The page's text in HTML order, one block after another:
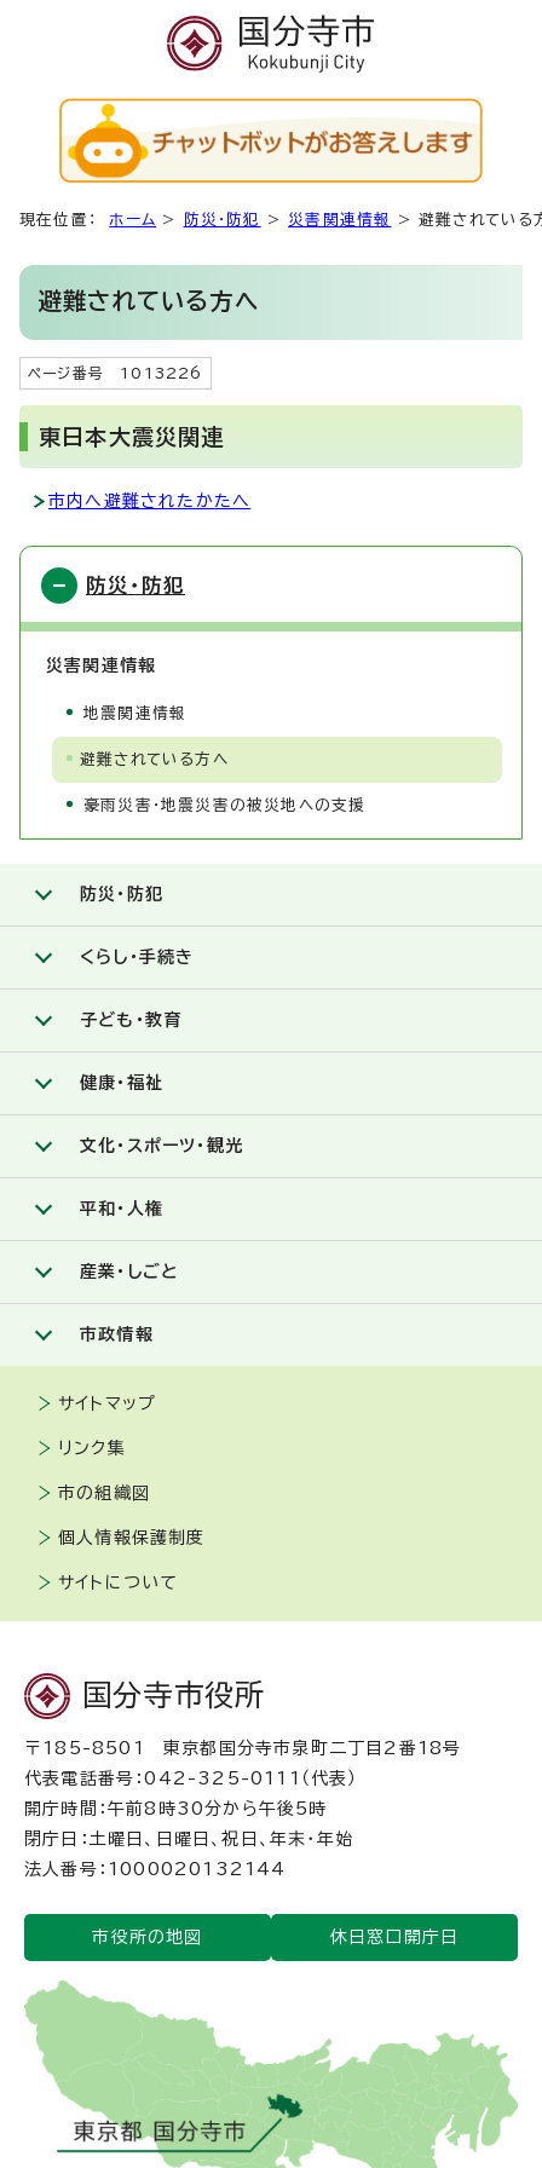
現在位置： ホーム > 防災・防犯 > 災害関連情報 >避難されている
避難されている方へ
ページ番号 1013226
東日本大震災関連
市内へ避難されたかたへ
防災・防犯
災害関連情報
地震関連情報
避難されている方へ
豪雨災害・地震災害の被災地への支援
防災・防犯
くらし・手続き
子ども・教育
健康・福祉
文化・スポーツ・観光
平和・人権
産業・しごと
市政情報
サイトマップ
リンク集
市の組織図
個人情報保護制度
サイトについて
国分寺市役所
〒185-8501 東京都国分寺市泉町二丁目2番18号
代表電話番号：042-325-0111（代表）
開庁時間：午前8時30分から午後5時
閉庁日：土曜日、日曜日、祝日、年末・年始
法人番号：1000020132144
市役所の地図 休日窓口開庁日